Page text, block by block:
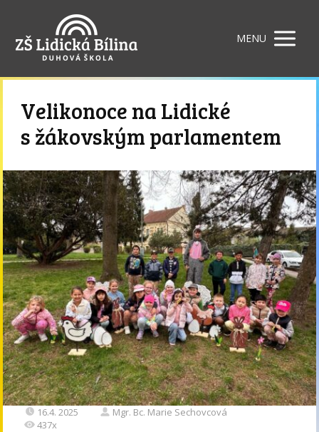
MENU
Velikonoce na Lidické
s žákovským parlamentem
16.4. 2025
Mgr. Bc. Marie Sechovcová
437x